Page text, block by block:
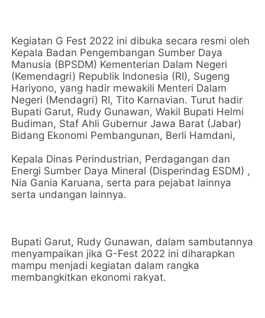
Kegiatan G Fest 2022 ini dibuka secara resmi oleh
Kepala Badan Pengembangan Sumber Daya
Manusia (BPSDM) Kementerian Dalam Negeri
(Kemendagri) Republik Indonesia (RI), Sugeng
Hariyono, yang hadir mewakili Menteri Dalam
Negeri (Mendagri) RI, Tito Karnavian. Turut hadir
Bupati Garut, Rudy Gunawan, Wakil Bupati Helmi
Budiman, Staf Ahli Gubernur Jawa Barat (Jabar)
Bidang Ekonomi Pembangunan, Berli Hamdani,
Kepala Dinas Perindustrian, Perdagangan dan
Energi Sumber Daya Mineral (Disperindag ESDM) ,
Nia Gania Karuana, serta para pejabat lainnya
serta undangan lainnya.
Bupati Garut, Rudy Gunawan, dalam sambutannya
menyampaikan jika G-Fest 2022 ini diharapkan
mampu menjadi kegiatan dalam rangka
membangkitkan ekonomi rakyat.